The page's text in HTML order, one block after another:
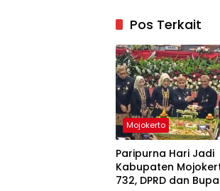
Pos Terkait
Mojokerto
Paripurna Hari Jadi
Kabupaten
732, DPRD dan